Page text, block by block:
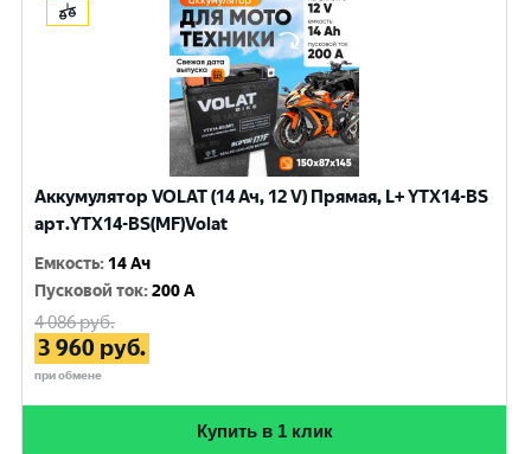
Аккумулятор VOLAT (14 Ач, 12 V) Прямая, L+ YTX14-BS
арт.YTX14-BS(MF)Volat
Емкость: 14 Ач
Пусковой ток:200 A
4 086руб.
3 960 руб.
при обмене
Купить в 1 клик